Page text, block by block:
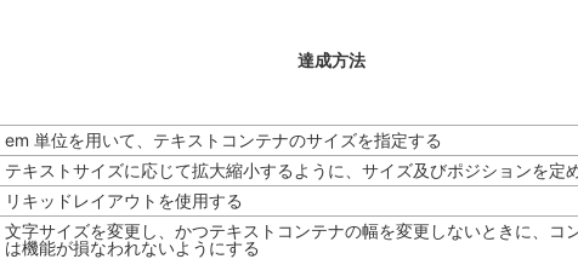
達成方法
em 単位を用いて、テキストコンテナのサイズを指定する
テキストサイズに応じて拡大縮小するように、サイズ及びポジションを定
リキッドレイアウトを使用する
文字サイズを変更し、かつテキストコンテナの幅を変更しないときに、コ
は機能が損なわれないようにする